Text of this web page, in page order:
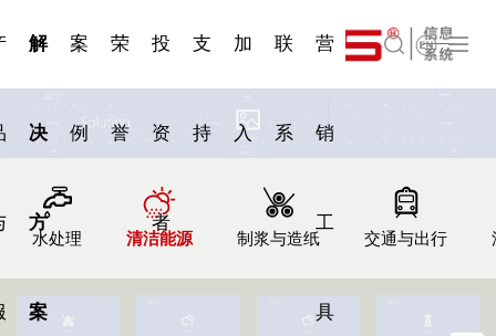
解
决
方
案
案
例
荣
誉
投
资
者
支
持
加
入
联
系
营
销
工
具
English
水处理 清洁能源 制浆与造纸 交通与出行